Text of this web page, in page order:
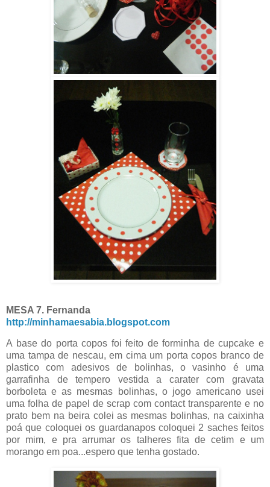
MESA 7. Fernanda
http://minhamaesabia.blogspot.com
A base do porta copos foi feito de forminha de cupcake e
uma tampa de nescau, em cima um porta copos branco de
plastico com adesivos de bolinhas, o vasinho é uma
garrafinha de tempero vestida a carater com gravata
borboleta e as mesmas bolinhas, o jogo americano usei
uma folha de papel de scrap com contact transparente e no
prato bem na beira colei as mesmas bolinhas, na caixinha
poá que coloquei os guardanapos coloquei 2 saches feitos
por mim, e pra arrumar os talheres fita de cetim e um
morango em poa...espero que tenha gostado.